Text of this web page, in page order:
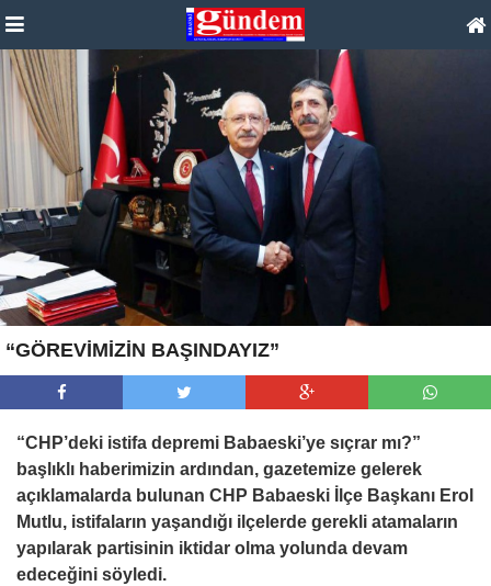
“GÖREVİMİZİN BAŞINDAYIZ”
“CHP’deki istifa depremi Babaeski’ye sıçrar mı?”
başlıklı haberimizin ardından, gazetemize gelerek
açıklamalarda bulunan CHP Babaeski İlçe Başkanı Erol
Mutlu, istifaların yaşandığı ilçelerde gerekli atamaların
yapılarak partisinin iktidar olma yolunda devam
edeceğini söyledi.